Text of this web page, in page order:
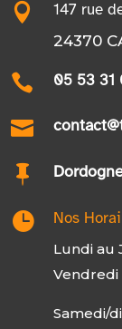
 147 rue
24370
 05 53 31


 Nos
Lundi au
Vendredi
Samedi/